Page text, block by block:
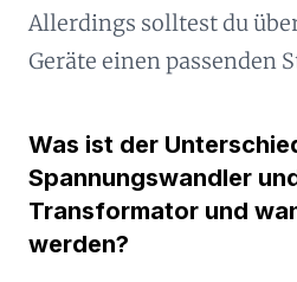
Allerdings solltest du
Geräte einen passenden
Was ist der
Spannungswandler
Transformator und
werden?